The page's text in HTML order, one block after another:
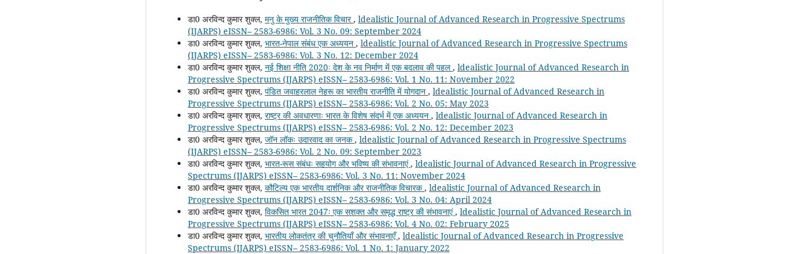
डा0 अरविन्द कुमार शुक्ल, मनु के मुख्य राजनीतिक विचार, ldealistic Journal of Advanced Research in Progressive Spectrums
(IJARPS) eISSN– 2583-6986: Vol. 3 No. 09: September 2024
डा0 अरविन्द कुमार शुक्ल, भारत-नेपाल संबंध एक अध्ययन , ldealistic Journal of Advanced Research in Progressive Spectrums
(IJARPS) eISSN– 2583-6986: Vol. 3 No. 12: December 2024
डा0 अरविन्द कुमार शुक्ल, नई शिक्षा नीति 2020ः देश के नव निर्माण में एक बदलाव की पहल, ldealistic Journal of Advanced Research in
Progressive Spectrums (IJARPS) eISSN– 2583-6986: Vol. 1 No. 11: November 2022
डा0 अरविन्द कुमार शुक्ल, पंडित जवाहरलाल नेहरू का भारतीय राजनीति में योगदान , ldealistic Journal of Advanced Research in
Progressive Spectrums (IJARPS) eISSN– 2583-6986: Vol. 2 No. 05: May 2023
डा0 अरविन्द कुमार शुक्ल, राष्ट्र की अवधारणाः भारत के विशेष संदर्भ में एक अध्ययन , ldealistic Journal of Advanced Research in
Progressive Spectrums (IJARPS) eISSN– 2583-6986: Vol. 2 No. 12: December 2023
डा0 अरविन्द कुमार शुक्ल, जॉन लॉकः उदारवाद का जनक, ldealistic Journal of Advanced Research in Progressive Spectrums
(IJARPS) eISSN– 2583-6986: Vol. 2 No. 09: September 2023
डा0 अरविन्द कुमार शुक्ल, भारत-रूस संबंधः सहयोग और भविष्य की संभावनाएं, ldealistic Journal of Advanced Research in Progressive
Spectrums (IJARPS) eISSN– 2583-6986: Vol. 3 No. 11: November 2024
डा0 अरविन्द कुमार शुक्ल, कौटिल्य एक भारतीय दार्शनिक और राजनीतिक विचारक, ldealistic Journal of Advanced Research in
Progressive Spectrums (IJARPS) eISSN– 2583-6986: Vol. 3 No. 04: April 2024
डा0 अरविन्द कुमार शुक्ल, विकसित भारत 2047ः एक सशक्त और समृद्ध राष्ट्र की संभावनाएं, ldealistic Journal of Advanced Research in
Progressive Spectrums (IJARPS) eISSN– 2583-6986: Vol. 4 No. 02: February 2025
डा0 अरविन्द कुमार शुक्ल, भारतीय लोकतंत्र की चुनौतियाँ और संभावनाएँ, ldealistic Journal of Advanced Research in Progressive
Spectrums (IJARPS) eISSN– 2583-6986: Vol. 1 No. 1: January 2022